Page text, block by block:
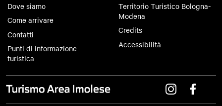
Dove siamo
Come arrivare
Contatti
Punti di informazione
turistica
Territorio Turistico Bologna-
Modena
Credits
Accessibilità